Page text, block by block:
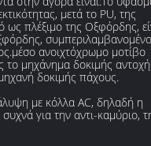
μετά το PU, της
ως πλέξιμο της Οξφόρδης,
ανοιχτόχρωμο μοτίβο
το μηχάνημα δοκιμής
δοκιμής πάχους.
με κόλλα AC, δηλαδή η
για την αντι-καμύριο,